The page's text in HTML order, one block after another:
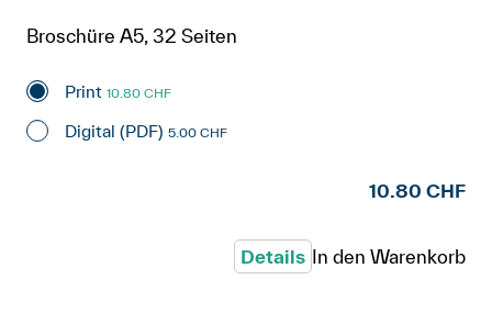
Broschüre A5, 32 Seiten
Print 10.80 CHF
Digital (PDF) 5.00 CHF
10.80 CHF
Details In den Warenkorb